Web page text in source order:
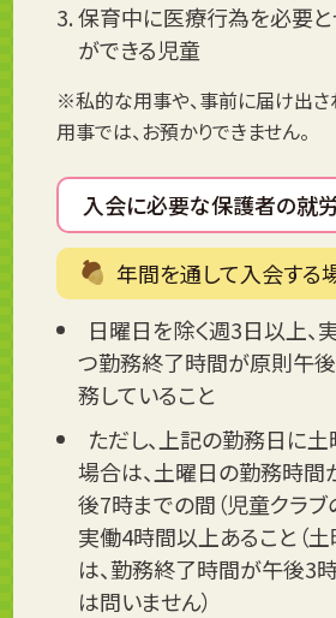
保育中に医療行為を必要と
ができる児童
※私的な用事や、事前に届け出
用事では、お預かりできません。
入会に必要な保護者の就
年間を通して入会する
日曜日を除く週3日以上、
つ勤務終了時間が原則午
務していること
ただし、上記の勤務日に
場合は、土曜日の勤務時間
後7時までの間（児童クラブ
実働4時間以上あること（
は、勤務終了時間が午後3
は問いません）